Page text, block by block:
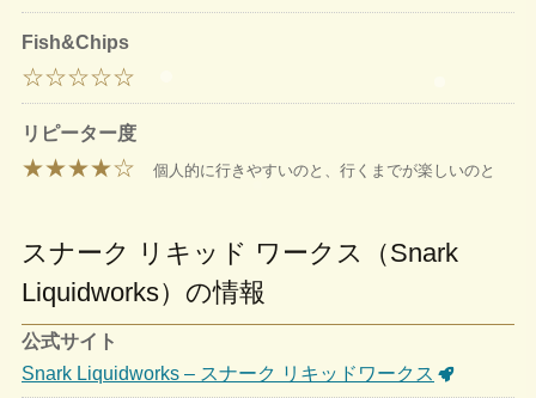
Fish&Chips
☆☆☆☆☆
リピーター度
★★★★☆ 個人的に行きやすいのと、行くまでが楽しいのと
スナーク リキッド ワークス（Snark
Liquidworks）の情報
公式サイト
Snark Liquidworks – スナーク リキッドワークス